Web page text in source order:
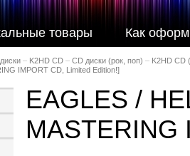
товары Как
– K2HD CD – CD диски (рок, поп) – K2HD CD
IMPORT CD, Limited Edition!]
EAGLES /
MASTERING